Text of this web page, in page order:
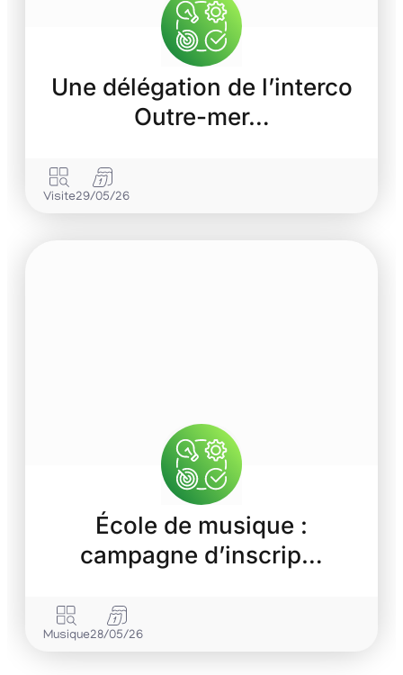
Une délégation de l’interco
Outre-mer…
Visite29/05/26
École de musique :
campagne d’inscrip…
Musique28/05/26